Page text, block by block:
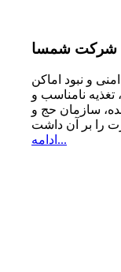
شرکت شمسا
و نبود اماكن
تغذیه‌ نامناسب و
سازمان حج و
ادامه...